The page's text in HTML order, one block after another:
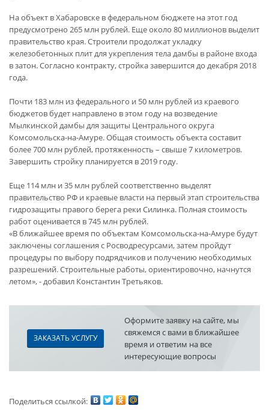
На объект в Хабаровске в федеральном бюджете на этот год
предусмотрено 265 млн рублей. Еще около 80 миллионов выделит
правительство края. Строители продолжат укладку
железобетонных плит для укрепления тела дамбы в районе входа
в затон. Согласно контракту, стройка завершится до декабря 2018
года.
Почти 183 млн из федерального и 50 млн рублей из краевого
бюджетов будет направлено в этом году на возведение
Мылкинской дамбы для защиты Центрального округа
Комсомольска-на-Амуре. Общая стоимость объекта составит
более 700 млн рублей, протяженность – свыше 7 километров.
Завершить стройку планируется в 2019 году.
Еще 114 млн и 35 млн рублей соответственно выделят
правительство РФ и краевые власти на первый этап строительства
гидрозащиты правого берега реки Силинка. Полная стоимость
работ оценивается в 745 млн рублей.
«В ближайшее время по объектам Комсомольска-на-Амуре будут
заключены соглашения с Росводресурсами, затем пройдут
процедуры по выбору подрядчиков и получению необходимых
разрешений. Строительные работы, ориентировочно, начнутся
летом», - добавил Константин Третьяков.
ЗАКАЗАТЬ УСЛУГУ
Оформите заявку на сайте, мы
свяжемся с вами в ближайшее
время и ответим на все
интересующие вопросы
Поделиться ссылкой: